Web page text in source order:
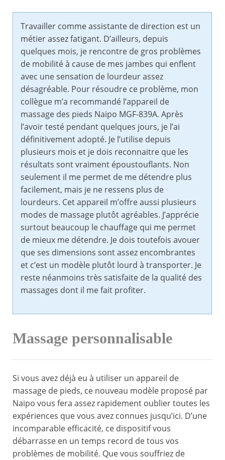
Travailler comme assistante de direction est un
métier assez fatigant. D’ailleurs, depuis
quelques mois, je rencontre de gros problèmes
de mobilité à cause de mes jambes qui enflent
avec une sensation de lourdeur assez
désagréable. Pour résoudre ce problème, mon
collègue m’a recommandé l’appareil de
massage des pieds Naipo MGF-839A. Après
l’avoir testé pendant quelques jours, je l’ai
définitivement adopté. Je l’utilise depuis
plusieurs mois et je dois reconnaitre que les
résultats sont vraiment époustouflants. Non
seulement il me permet de me détendre plus
facilement, mais je ne ressens plus de
lourdeurs. Cet appareil m’offre aussi plusieurs
modes de massage plutôt agréables. J’apprécie
surtout beaucoup le chauffage qui me permet
de mieux me détendre. Je dois toutefois avouer
que ses dimensions sont assez encombrantes
et c’est un modèle plutôt lourd à transporter. Je
reste néanmoins très satisfaite de la qualité des
massages dont il me fait profiter.
Massage personnalisable
Si vous avez déjà eu à utiliser un appareil de
massage de pieds, ce nouveau modèle proposé par
Naipo vous fera assez rapidement oublier toutes les
expériences que vous avez connues jusqu’ici. D’une
incomparable efficacité, ce dispositif vous
débarrasse en un temps record de tous vos
problèmes de mobilité. Que vous souffriez de